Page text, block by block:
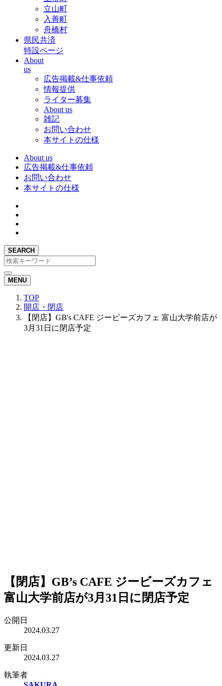
立山町
入善町
舟橋村
県民共済
特設ページ
About
us
広告掲載&仕事依頼
情報提供
ライター募集
About us
雑記
お問い合わせ
本サイトの仕様
About us
広告掲載&仕事依頼
お問い合わせ
本サイトの仕様
SEARCH
MENU
TOP
開店・閉店
【閉店】GB's CAFE ジービーズカフェ 富山大学前店が
3月31日に閉店予定
【閉店】GB’s CAFE ジービーズカフェ
富山大学前店が3月31日に閉店予定
公開日
2024.03.27
更新日
2024.03.27
執筆者